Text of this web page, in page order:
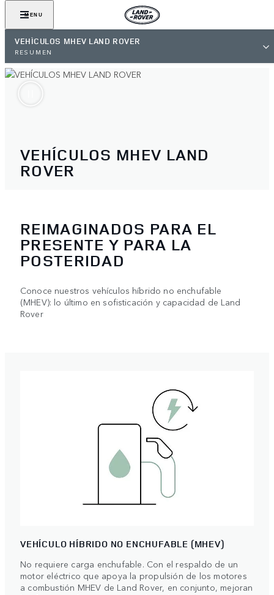
MENU
VEHÍCULOS MHEV LAND ROVER
RESUMEN
VEHÍCULOS MHEV LAND
ROVER
REIMAGINADOS PARA EL
PRESENTE Y PARA LA
POSTERIDAD
Conoce nuestros vehículos híbrido no enchufable
(MHEV): lo último en sofisticación y capacidad de Land
Rover
VEHÍCULO HÍBRIDO NO ENCHUFABLE (MHEV)
No requiere carga enchufable. Con el respaldo de un
motor eléctrico que apoya la propulsión de los motores
a combustión MHEV de Land Rover, en conjunto, mejoran